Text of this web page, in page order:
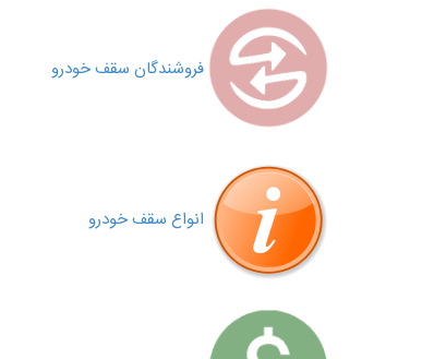
فروشندگان سقف خودرو
انواع سقف خودرو